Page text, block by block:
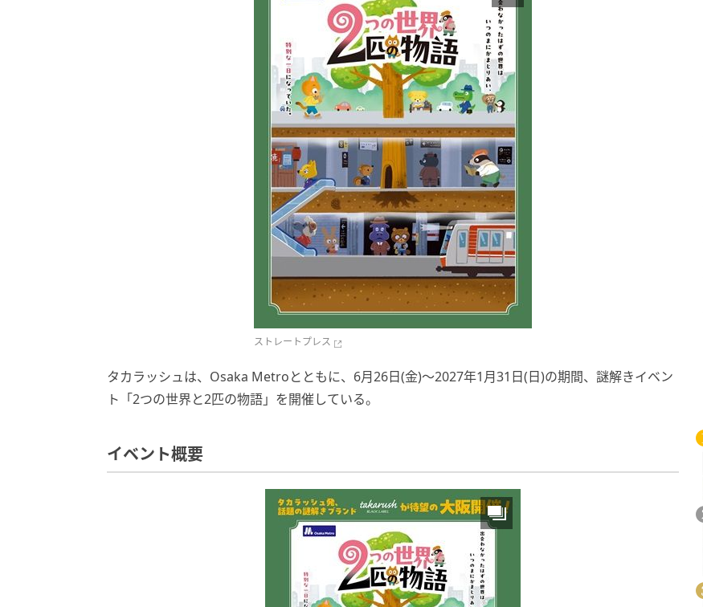
ストレートプレス
タカラッシュは、Osaka Metroとともに、6月26日(金)～2027年1月31日(日)の期間、謎解きイベン
ト「2つの世界と2匹の物語」を開催している。
イベント概要